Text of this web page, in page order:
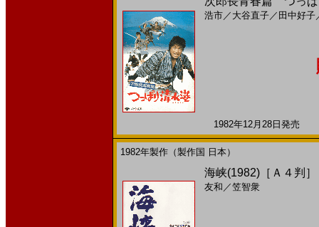
浩市／ 大谷直子／ 田中好子
1982年12月28日発売
1982年製作（製作国 日本）
海峡(1982)［Ａ４判］
友和 ／笠智衆